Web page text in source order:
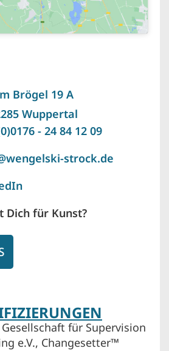
Brögel 19 A
Wuppertal
- 24 84 12 09
strock.de
Dich für Kunst?
Gesellschaft für Supervision
e.V., Changesetter™